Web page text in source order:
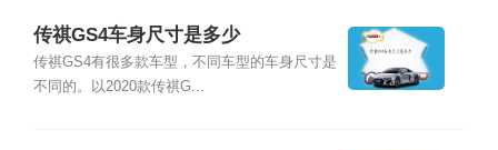
传祺GS4车身尺寸是多少
传祺GS4有很多款车型，不同车型的车身尺寸是
不同的。以2020款传祺G...